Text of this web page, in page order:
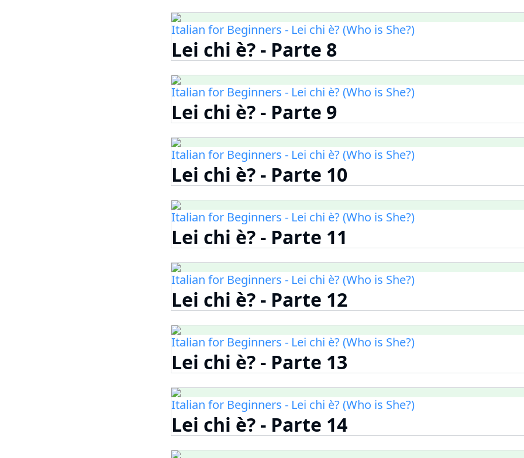
Italian for Beginners - Lei chi è? (Who is She?)
Lei chi è? - Parte 8
Italian for Beginners - Lei chi è? (Who is She?)
Lei chi è? - Parte 9
Italian for Beginners - Lei chi è? (Who is She?)
Lei chi è? - Parte 10
Italian for Beginners - Lei chi è? (Who is She?)
Lei chi è? - Parte 11
Italian for Beginners - Lei chi è? (Who is She?)
Lei chi è? - Parte 12
Italian for Beginners - Lei chi è? (Who is She?)
Lei chi è? - Parte 13
Italian for Beginners - Lei chi è? (Who is She?)
Lei chi è? - Parte 14